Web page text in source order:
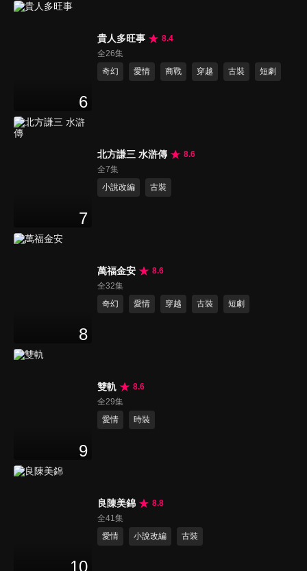
6
貴人多旺事
8.4
全26集
奇幻
愛情 商戰 穿越 古裝 短劇
7
北方謙三 水滸傳
8.6
全7集
小說改編
古裝
8
萬福金安
8.6
全32集
奇幻
愛情 穿越 古裝 短劇
9
雙軌
8.6
全29集
愛情
時裝
10
良陳美錦
8.8
全41集
愛情
小說改編 古裝